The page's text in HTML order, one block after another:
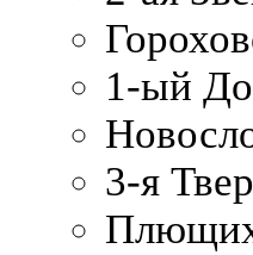
1-ый
3-я